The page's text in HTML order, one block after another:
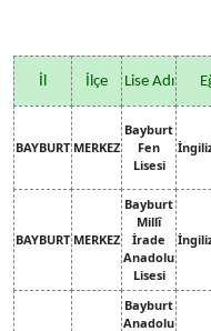
İl İlçe Lise Adı
BAYBURT MERKEZ
Bayburt
Fen
Lisesi
BAYBURT MERKEZ
Bayburt
Millî
İrade
Anadolu
Lisesi
Bayburt
Anadolu